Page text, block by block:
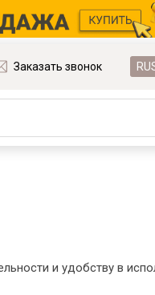
Заказать звонок
и удобству в